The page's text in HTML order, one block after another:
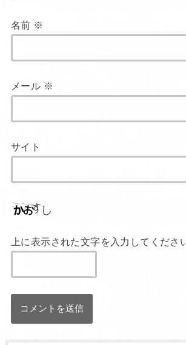
名前 ※
メール ※
サイト
上に表示された文字を入力してくださ